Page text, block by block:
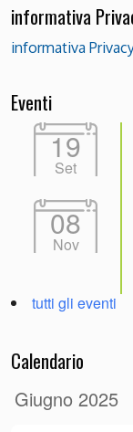
informativa
informativa
Eventi
19
Set
08
Nov
tutti gli eventi
Calendario